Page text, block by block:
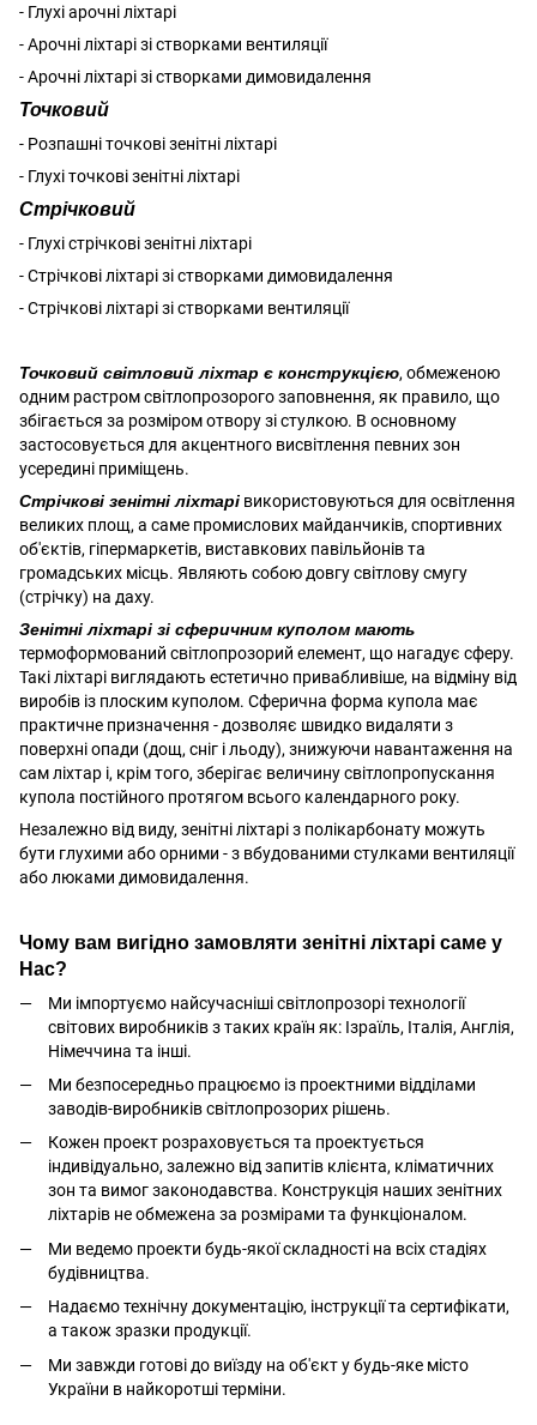
- Глухі арочні ліхтарі
- Арочні ліхтарі зі створками вентиляції
- Арочні ліхтарі зі створками димовидалення
Точковий
- Розпашні точкові зенітні ліхтарі
- Глухі точкові зенітні ліхтарі
Стрічковий
- Глухі стрічкові зенітні ліхтарі
- Стрічкові ліхтарі зі створками димовидалення
- Стрічкові ліхтарі зі створками вентиляції
Точковий світловий ліхтар є конструкцією, обмеженою
одним растром світлопрозорого заповнення, як правило, що
збігається за розміром отвору зі стулкою. В основному
застосовується для акцентного висвітлення певних зон
усередині приміщень.
Стрічкові зенітні ліхтарі використовуються для освітлення
великих площ, а саме промислових майданчиків, спортивних
об'єктів, гіпермаркетів, виставкових павільйонів та
громадських місць. Являють собою довгу світлову смугу
(стрічку) на даху.
Зенітні ліхтарі зі сферичним куполом мають
термоформований світлопрозорий елемент, що нагадує сферу.
Такі ліхтарі виглядають естетично привабливіше, на відміну від
виробів із плоским куполом. Сферична форма купола має
практичне призначення - дозволяє швидко видаляти з
поверхні опади (дощ, сніг і льоду), знижуючи навантаження на
сам ліхтар і, крім того, зберігає величину світлопропускання
купола постійного протягом всього календарного року.
Незалежно від виду, зенітні ліхтарі з полікарбонату можуть
бути глухими або орними - з вбудованими стулками вентиляції
або люками димовидалення.
Чому вам вигідно замовляти зенітні ліхтарі саме у
Нас?
Ми імпортуємо найсучасніші світлопрозорі технології
світових виробників з таких країн як: Ізраїль, Італія, Англія,
Німеччина та інші.
Ми безпосередньо працюємо із проектними відділами
заводів-виробників світлопрозорих рішень.
Кожен проект розраховується та проектується
індивідуально, залежно від запитів клієнта, кліматичних
зон та вимог законодавства. Конструкція наших зенітних
ліхтарів не обмежена за розмірами та функціоналом.
Ми ведемо проекти будь-якої складності на всіх стадіях
будівництва.
Надаємо технічну документацію, інструкції та сертифікати,
а також зразки продукції.
Ми завжди готові до виїзду на об'єкт у будь-яке місто
України в найкоротші терміни.